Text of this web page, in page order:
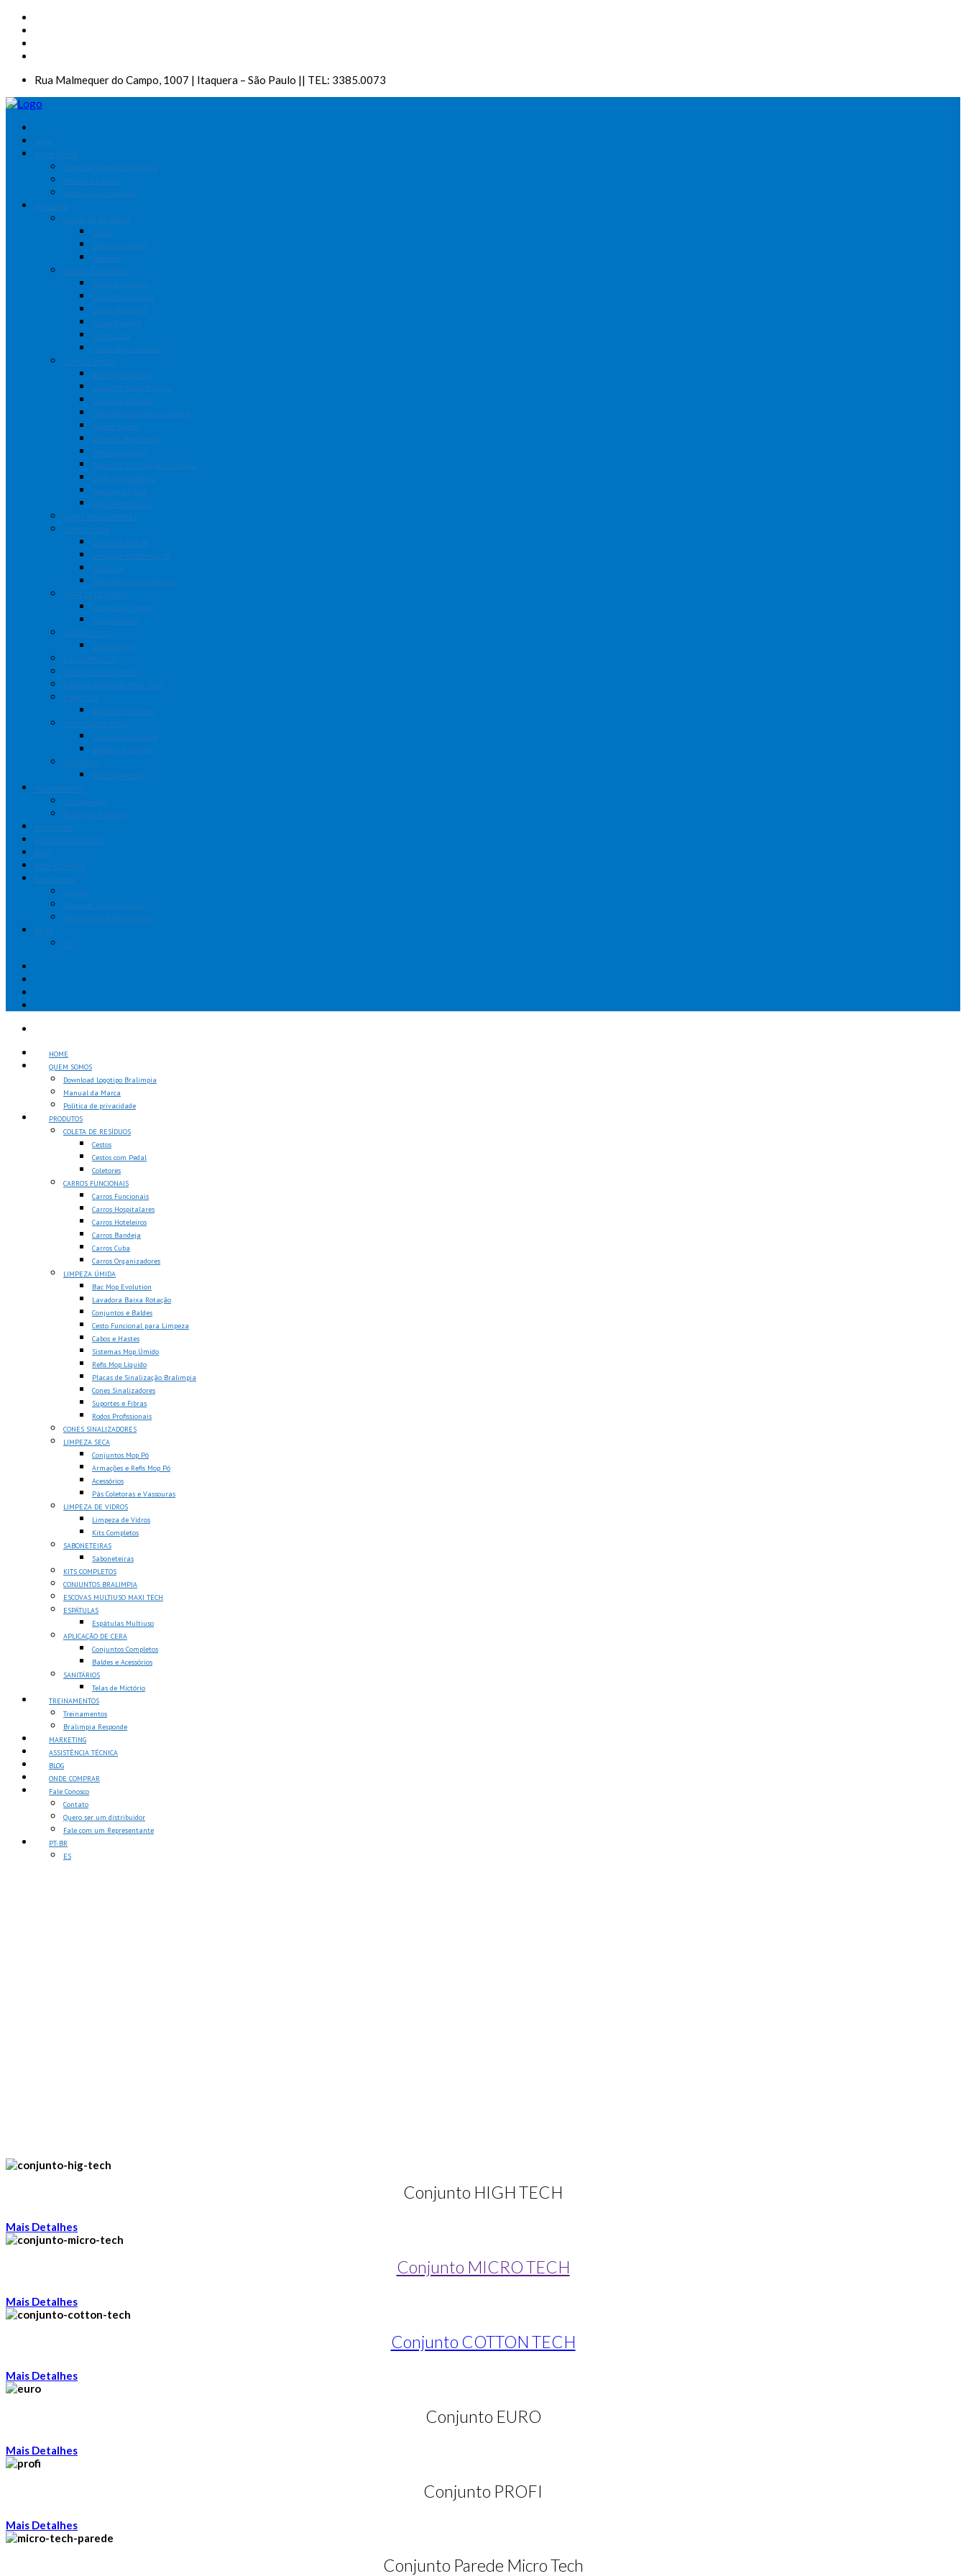
Rua Malmequer do Campo, 1007 | Itaquera – São Paulo || TEL: 3385.0073
HOME
QUEM SOMOS
Download Logotipo Bralimpia
Manual da Marca
Política de privacidade
PRODUTOS
COLETA DE RESÍDUOS
Cestos
Cestos com Pedal
Coletores
CARROS FUNCIONAIS
Carros Funcionais
Carros Hospitalares
Carros Hoteleiros
Carros Bandeja
Carros Cuba
Carros Organizadores
LIMPEZA ÚMIDA
Bac Mop Evolution
Lavadora Baixa Rotação
Conjuntos e Baldes
Cesto Funcional para Limpeza
Cabos e Hastes
Sistemas Mop Úmido
Refis Mop Líquido
Placas de Sinalização Bralimpia
Cones Sinalizadores
Suportes e Fibras
Rodos Profissionais
CONES SINALIZADORES
LIMPEZA SECA
Conjuntos Mop Pó
Armações e Refis Mop Pó
Acessórios
Pás Coletoras e Vassouras
LIMPEZA DE VIDROS
Limpeza de Vidros
Kits Completos
SABONETEIRAS
Saboneteiras
KITS COMPLETOS
CONJUNTOS BRALIMPIA
ESCOVAS MULTIUSO MAXI TECH
ESPÁTULAS
Espátulas Multiuso
APLICAÇÃO DE CERA
Conjuntos Completos
Baldes e Acessórios
SANITÁRIOS
Telas de Mictório
TREINAMENTOS
Treinamentos
Bralimpia Responde
MARKETING
ASSISTÊNCIA TÉCNICA
BLOG
ONDE COMPRAR
Fale Conosco
Contato
Quero ser um distribuidor
Fale com um Representante
PT-BR
ES
HOME
QUEM SOMOS
Download Logotipo Bralimpia
Manual da Marca
Política de privacidade
PRODUTOS
COLETA DE RESÍDUOS
Cestos
Cestos com Pedal
Coletores
CARROS FUNCIONAIS
Carros Funcionais
Carros Hospitalares
Carros Hoteleiros
Carros Bandeja
Carros Cuba
Carros Organizadores
LIMPEZA ÚMIDA
Bac Mop Evolution
Lavadora Baixa Rotação
Conjuntos e Baldes
Cesto Funcional para Limpeza
Cabos e Hastes
Sistemas Mop Úmido
Refis Mop Líquido
Placas de Sinalização Bralimpia
Cones Sinalizadores
Suportes e Fibras
Rodos Profissionais
CONES SINALIZADORES
LIMPEZA SECA
Conjuntos Mop Pó
Armações e Refis Mop Pó
Acessórios
Pás Coletoras e Vassouras
LIMPEZA DE VIDROS
Limpeza de Vidros
Kits Completos
SABONETEIRAS
Saboneteiras
KITS COMPLETOS
CONJUNTOS BRALIMPIA
ESCOVAS MULTIUSO MAXI TECH
ESPÁTULAS
Espátulas Multiuso
APLICAÇÃO DE CERA
Conjuntos Completos
Baldes e Acessórios
SANITÁRIOS
Telas de Mictório
TREINAMENTOS
Treinamentos
Bralimpia Responde
MARKETING
ASSISTÊNCIA TÉCNICA
BLOG
ONDE COMPRAR
Fale Conosco
Contato
Quero ser um distribuidor
Fale com um Representante
PT-BR
ES
Conjunto HIGH TECH
Mais Detalhes
Conjunto MICRO TECH
Mais Detalhes
Conjunto COTTON TECH
Mais Detalhes
Conjunto EURO
Mais Detalhes
Conjunto PROFI
Mais Detalhes
Conjunto Parede Micro Tech